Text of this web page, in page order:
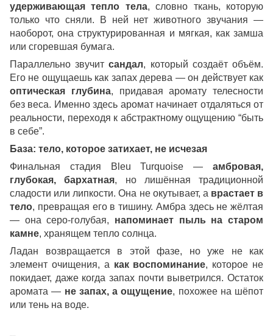
удерживающая тепло тела, словно ткань, которую
только что сняли. В ней нет животного звучания —
наоборот, она структурированная и мягкая, как замша
или сгоревшая бумага.
Параллельно звучитсандал, который создаёт объём.
Его не ощущаешь как запах дерева — он действует как
оптическая глубина, придавая аромату телесности
без веса. Именно здесь аромат начинает отдаляться от
реальности, переходя к абстрактному ощущению “быть
в себе”.
База: тело, которое затихает, не исчезая
Финальная стадия Bleu Turquoise — амбровая,
глубокая, бархатная, но лишённая традиционной
сладости или липкости. Она не окутывает, а врастает в
тело, превращая его в тишину. Амбра здесь не жёлтая
— она серо-голубая, напоминает пыль на старом
камне, хранящем тепло солнца.
Ладан возвращается в этой фазе, но уже не как
элемент очищения, а как воспоминание, которое не
покидает, даже когда запах почти выветрился. Остаток
аромата — не запах, а ощущение, похожее на шёпот
или тень на воде.